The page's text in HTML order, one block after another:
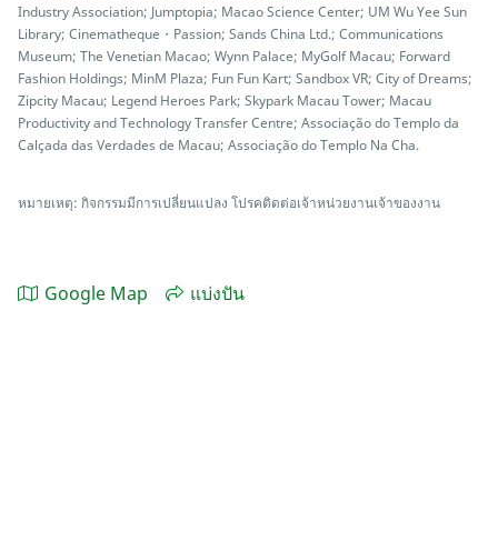
Industry Association; Jumptopia; Macao Science Center; UM Wu Yee Sun
Library; Cinematheque・Passion; Sands China Ltd.; Communications
Museum; The Venetian Macao; Wynn Palace; MyGolf Macau; Forward
Fashion Holdings; MinM Plaza; Fun Fun Kart; Sandbox VR; City of Dreams;
Zipcity Macau; Legend Heroes Park; Skypark Macau Tower; Macau
Productivity and Technology Transfer Centre; Associação do Templo da
Calçada das Verdades de Macau; Associação do Templo Na Cha.
หมายเหตุ: กิจกรรมมีการเปลี่ยนแปลง โปรคติดต่อเจ้าหน่วยงานเจ้าของงาน
Google Map แบ่งปัน